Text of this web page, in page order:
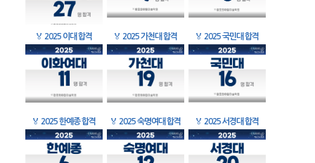
🏅 2025 이대 합격 🏅 2025 가천대 합격 🏅 2025 국민대 합격
🏅 2025 한예종 합격 🏅 2025 숙명여대 합격 🏅 2025 서경대 합격